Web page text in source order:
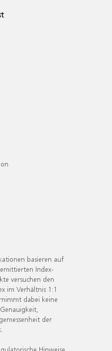
basieren auf
Index-
versuchen den
im Verhältnis 1:1
dabei keine
der